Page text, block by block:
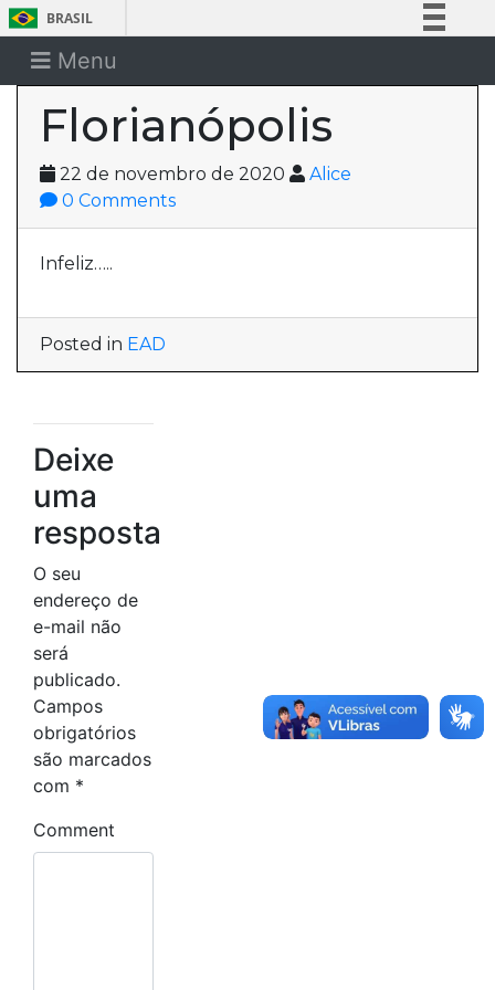
BRASIL
Comunica BR
Participe
Legislação
Menu
Florianópolis
22 de novembro de 2020
Alice
0 Comments
Infeliz…..
Posted in EAD
Deixe
uma
resposta
O seu
endereço de
e-mail não
será
publicado.
Campos
obrigatórios
são marcados
com *
Comment